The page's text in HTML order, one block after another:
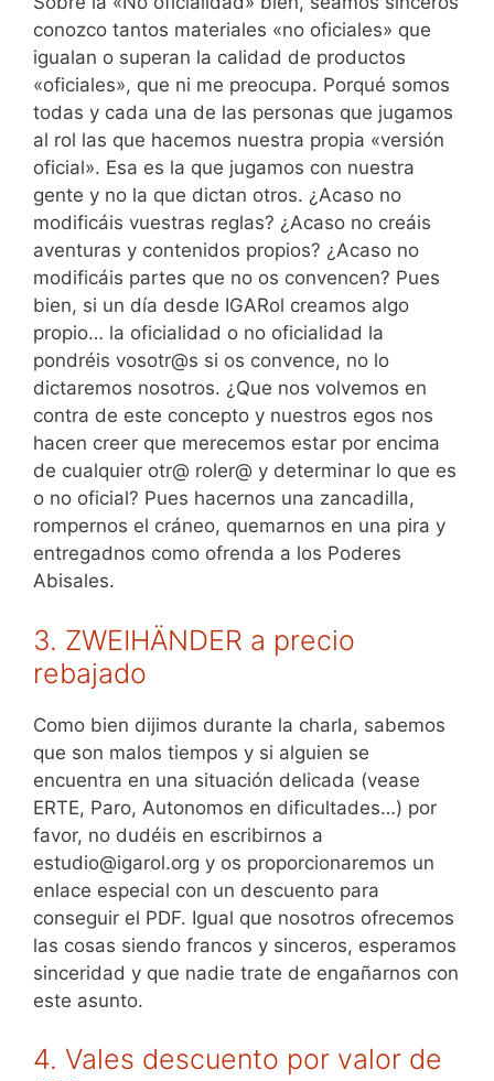
conozco tantos materiales «no oficiales» que
igualan o superan la calidad de productos
«oficiales», que ni me preocupa. Porqué somos
todas y cada una de las personas que jugamos
al rol las que hacemos nuestra propia «versión
oficial». Esa es la que jugamos con nuestra
gente y no la que dictan otros. ¿Acaso no
modificáis vuestras reglas? ¿Acaso no creáis
aventuras y contenidos propios? ¿Acaso no
modificáis partes que no os convencen? Pues
bien, si un día desde IGARol creamos algo
propio… la oficialidad o no oficialidad la
pondréis vosotr@s si os convence, no lo
dictaremos nosotros. ¿Que nos volvemos en
contra de este concepto y nuestros egos nos
hacen creer que merecemos estar por encima
de cualquier otr@ roler@ y determinar lo que es
o no oficial? Pues hacernos una zancadilla,
rompernos el cráneo, quemarnos en una pira y
entregadnos como ofrenda a los Poderes
Abisales.
3. ZWEIHÄNDER a precio
rebajado
Como bien dijimos durante la charla, sabemos
que son malos tiempos y si alguien se
encuentra en una situación delicada (vease
ERTE, Paro, Autonomos en dificultades…) por
favor, no dudéis en escribirnos a
estudio@igarol.org y os proporcionaremos un
enlace especial con un descuento para
conseguir el PDF. Igual que nosotros ofrecemos
las cosas siendo francos y sinceros, esperamos
sinceridad y que nadie trate de engañarnos con
este asunto.
4. Vales descuento por valor de